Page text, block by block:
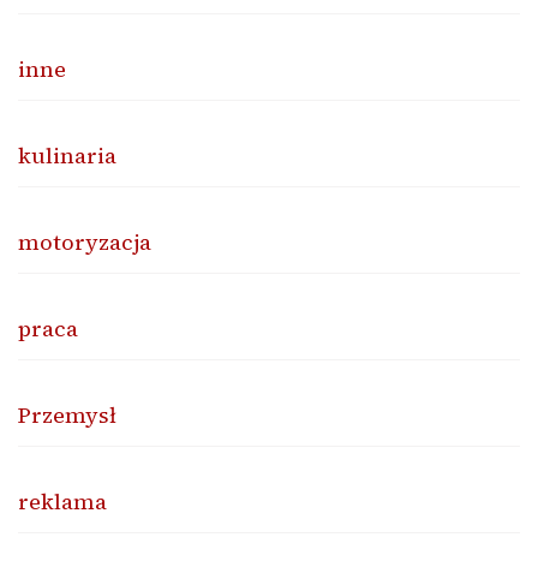
inne
kulinaria
motoryzacja
praca
Przemysł
reklama